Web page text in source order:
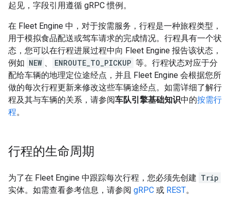
起见，字段引用遵循 gRPC 惯例。
在 Fleet Engine 中，对于按需服务，行程是一种旅程类型，
用于模拟食品配送或驾车请求的完成情况。行程具有一个状
态，您可以在行程进展过程中向 Fleet Engine 报告该状态，
例如 NEW 、 ENROUTE_TO_PICKUP 等。行程状态对应于分
配给车辆的地理定位途经点，并且 Fleet Engine 会根据您所
做的每次行程更新来修改这些车辆途经点。如需详细了解行
程及其与车辆的关系，请参阅车队引擎基础知识中的按需行
程。
行程的生命周期
为了在 Fleet Engine 中跟踪每次行程，您必须先创建 Trip
实体。如需查看参考信息，请参阅 gRPC 或 REST。